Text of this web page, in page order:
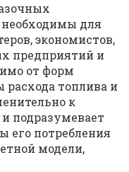
для
экономистов,
предприятий и
от форм
расхода топлива и
к
подразумевает
его потребления
модели,